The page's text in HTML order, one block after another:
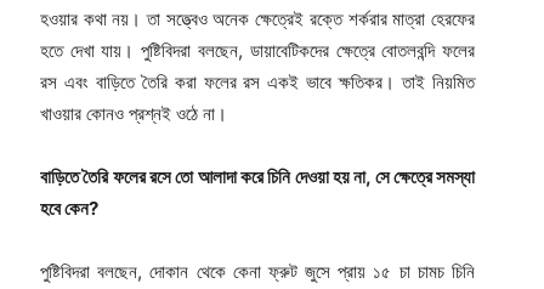
হওয়ার কথা নয়। তা সত্ত্বেও অনেক ক্ষেত্রেই রক্তে শর্করার মাত্রা হেরফের
হতে দেখা যায়। পুষ্টিবিদরা বলছেন, ডায়াবেটিকদের ক্ষেত্রে বোতলবন্দি ফলের
রস এবং বাড়িতে তৈরি করা ফলের রস একই ভাবে ক্ষতিকর। তাই নিয়মিত
খাওয়ার কোনও প্রশ্নই ওঠে না।
বাড়িতেতৈরিফলেররসেতোআলাদাকরেচিনিদেওয়াহয়না, সেক্ষেত্রেসমস্যা
হবেকেন?
পুষ্টিবিদরা বলছেন, দোকান থেকে কেনা ফ্রুট জুসে প্রায় ১৫ চা চামচ চিনি